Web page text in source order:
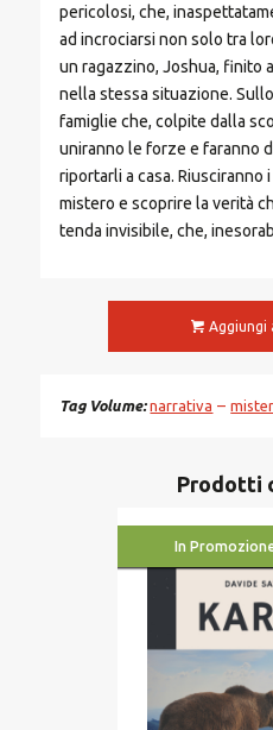
pericolosi, che,
ad incrociarsi non solo tra
un ragazzino, Joshua, finito
nella stessa situazione.
famiglie che, colpite dalla
uniranno le forze e faranno
riportarli a casa.
mistero e scoprire la verità
tenda invisibile, che,
Aggiungi
Tag Volume narrativa
Prodotti
In